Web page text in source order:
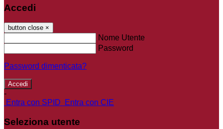
Accedi
button close ×
Nome Utente
Password
Password dimenticata?
-
Entra con SPID
Entra con CIE
Seleziona utente